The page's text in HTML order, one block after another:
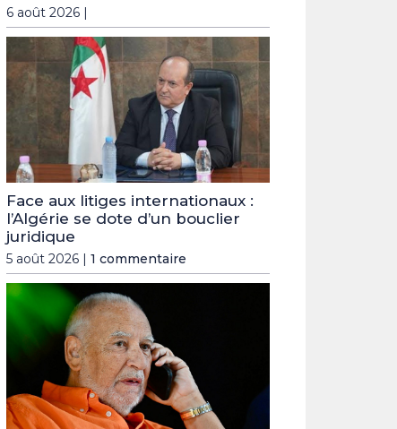
6 août 2026 |
Face aux litiges internationaux :
l’Algérie se dote d’un bouclier
juridique
5 août 2026 | 1 commentaire